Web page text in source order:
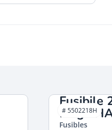
Fusibile
Mega
Fusibles
# 5502218H